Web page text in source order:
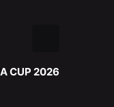
CUP 2026